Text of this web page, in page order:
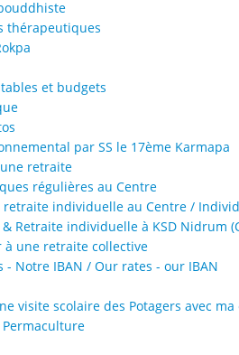
thérapeutiques
et budgets
par SS le 17ème Karmapa
retraite
régulières au Centre
retraite individuelle au Centre /
& Retraite individuelle à KSD Nidrum
à une retraite collective
Notre IBAN / Our rates - our IBAN
visite scolaire des Potagers avec ma